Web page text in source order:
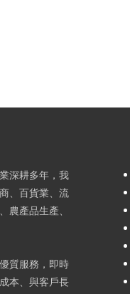
深耕多年，我
、百貨業、流
農產品生產、
質服務，即時
本、與客戶長